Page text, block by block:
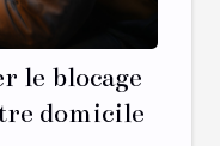
le blocage
domicile